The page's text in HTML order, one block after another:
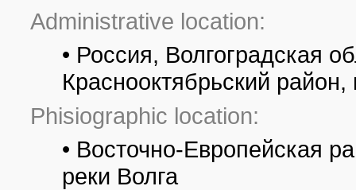
Administrative location:
• Россия, Волгоградская
Краснооктябрьский
Phisiographic location:
• Восточно-Европейская
реки Волга